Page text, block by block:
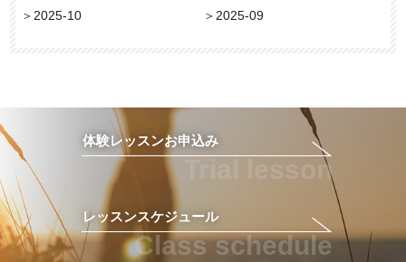
＞2025-10 ＞2025-09
体験レッスンお申込み
Trial lesson
レッスンスケジュール
Class schedule